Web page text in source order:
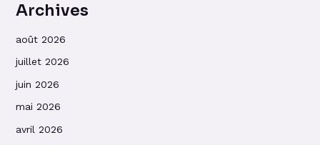
Archives
août 2026
juillet 2026
juin 2026
mai 2026
avril 2026